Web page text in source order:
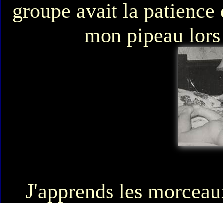
groupe avait la
mon pipeau
J'apprends les